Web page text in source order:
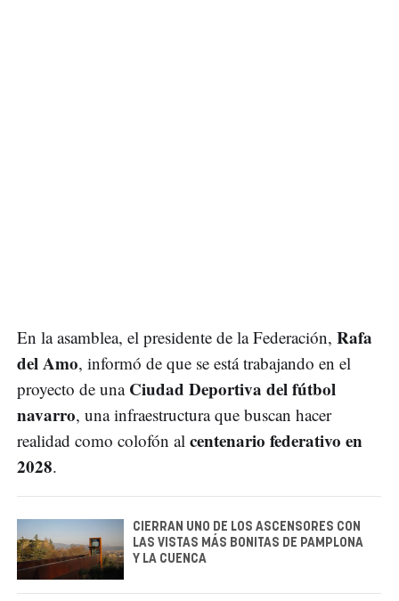
En la asamblea, el presidente de la Federación, Rafa
del Amo, informó de que se está trabajando en el
proyecto de una Ciudad Deportiva del fútbol
navarro, una infraestructura que buscan hacer
realidad como colofón al centenario federativo en
2028.
CIERRAN UNO DE LOS ASCENSORES CON
LAS VISTAS MÁS BONITAS DE PAMPLONA
Y LA CUENCA